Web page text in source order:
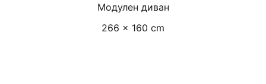
Модулен диван
266 × 160 cm